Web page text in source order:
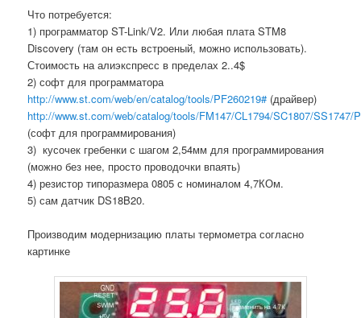
Что потребуется:
1) программатор ST-Link/V2. Или любая плата STM8
Discovery (там он есть встроеный, можно использовать).
Стоимость на алиэкспресс в пределах 2..4$
2) софт для программатора
http://www.st.com/web/en/catalog/tools/PF260219# (драйвер)
http://www.st.com/web/catalog/tools/FM147/CL1794/SC1807/SS1747/
(софт для программирования)
3) кусочек гребенки с шагом 2,54мм для программирования
(можно без нее, просто проводочки впаять)
4) резистор типоразмера 0805 с номиналом 4,7КОм.
5) сам датчик DS18B20.
Производим модернизацию платы термометра согласно
картинке